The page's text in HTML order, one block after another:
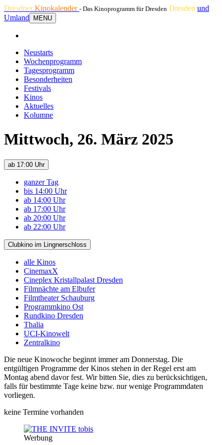
DresdnerKinokalender - Das Kinoprogramm für Dresden Dresden und
Umland
MENU
Neustarts
Wochenprogramm
Tagesprogramm
Besonderheiten
Festivals
Kinos
Aktuelles
Kolumne
Mittwoch, 26. März 2025
ab 17:00 Uhr
ganzer Tag
bis 14:00 Uhr
ab 14:00 Uhr
ab 17:00 Uhr
ab 20:00 Uhr
ab 22:00 Uhr
Clubkino im Lingnerschloss
alle Kinos
CinemaxX
Cineplex Kristallpalast Dresden
Filmnächte am Elbufer
Filmtheater Schauburg
Programmkino Ost
Rundkino Dresden
Thalia
UCI-Kinowelt
Zentralkino
Die neue Kinowoche beginnt immer am Donnerstag. Die
entgültigen Programme der Kinos stehen in der Regel erst am
Montag abend davor fest. Wir bitten Sie, dies zu berücksichtigen,
falls für bestimmte Tage keine bzw. nur wenige Programmdaten
vorliegen.
keine Termine vorhanden
Werbung